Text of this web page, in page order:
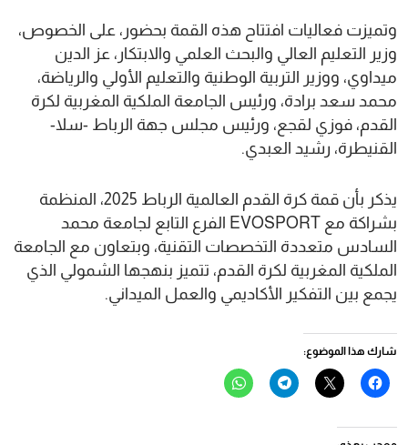
وتميزت فعاليات افتتاح هذه القمة بحضور، على الخصوص،
وزير التعليم العالي والبحث العلمي والابتكار، عز الدين
ميداوي، ووزير التربية الوطنية والتعليم الأولي والرياضة،
محمد سعد برادة، ورئيس الجامعة الملكية المغربية لكرة
القدم، فوزي لقجع، ورئيس مجلس جهة الرباط -سلا-
القنيطرة، رشيد العبدي.
يذكر بأن قمة كرة القدم العالمية الرباط 2025، المنظمة
بشراكة مع EVOSPORT الفرع التابع لجامعة محمد
السادس متعددة التخصصات التقنية، وبتعاون مع الجامعة
الملكية المغربية لكرة القدم، تتميز بنهجها الشمولي الذي
يجمع بين التفكير الأكاديمي والعمل الميداني.
شارك هذا الموضوع:
انقر
للمشاركة
(فتح
في
النقر
للمشاركة
انقر
للمشاركة
انقر
للمشاركة